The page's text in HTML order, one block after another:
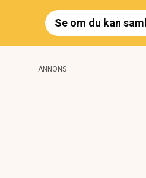
Se om du kan
ANNONS